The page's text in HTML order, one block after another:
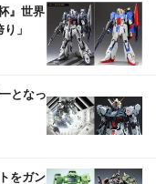
』世界
」
となっ
をガン